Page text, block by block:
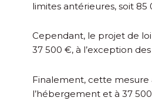
limites antérieures, soit
Cependant, le projet de loi
37 500 €, à l’exception
Finalement, cette mesure
l’hébergement et à 37